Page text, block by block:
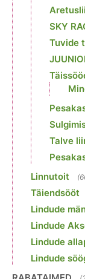
SKY
Tuvide
Talve
Linnutoit
Täiendsööt
Lindude
Lindude
Lindude
Lindude